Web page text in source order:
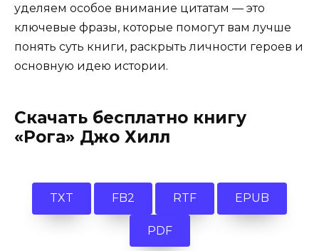
уделяем особое внимание цитатам — это
ключевые фразы, которые помогут вам лучше
понять суть книги, раскрыть личности героев и
основную идею истории.
Скачать бесплатно книгу
«Рога» Джо Хилл
TXT FB2 RTF EPUB
PDF